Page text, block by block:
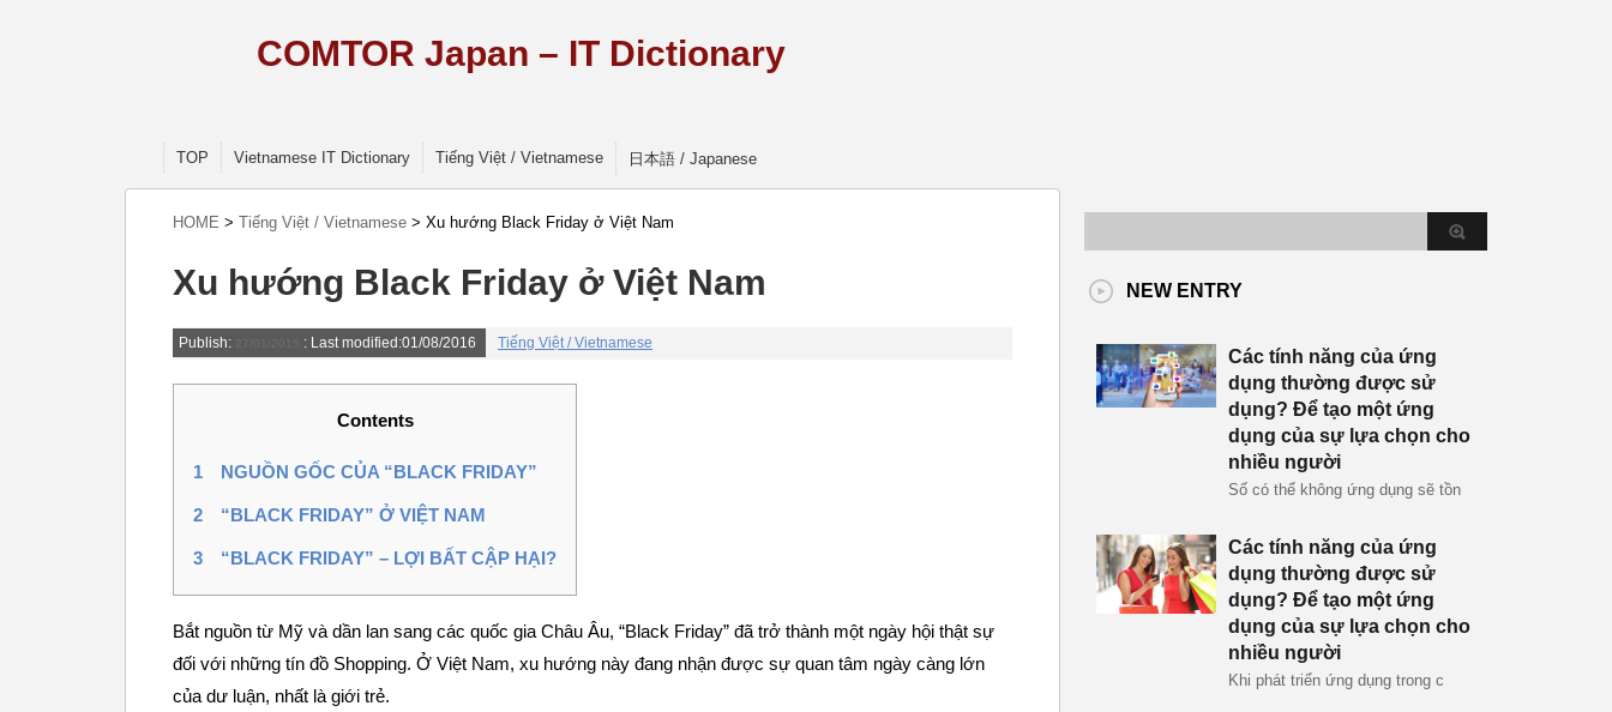
COMTOR Japan – IT Dictionary
TOP Vietnamese IT Dictionary Tiếng Việt / Vietnamese 日本語 / Japanese
HOME > Tiếng Việt / Vietnamese > Xu hướng Black Friday ở Việt Nam
Xu hướng Black Friday ở Việt Nam
Publish: : Last modified:01/08/2016 Tiếng Việt / Vietnamese
Contents
1 NGUỒN GỐC CỦA “BLACK FRIDAY”
2 “BLACK FRIDAY” Ở VIỆT NAM
3 “BLACK FRIDAY” – LỢI BẤT CẬP HẠI?
Bắt nguồn từ Mỹ và dần lan sang các quốc gia Châu Âu, “Black Friday” đã trở thành một ngày hội thật sự
đối với những tín đồ Shopping. Ở Việt Nam, xu hướng này đang nhận được sự quan tâm ngày càng lớn
của dư luận, nhất là giới trẻ.
NEW ENTRY
Các tính năng của ứng
dụng thường được sử
dụng? Để tạo một ứng
dụng của sự lựa chọn cho
nhiều người
Số có thể không ứng dụng sẽ tồn
Các tính năng của ứng
dụng thường được sử
dụng? Để tạo một ứng
dụng của sự lựa chọn cho
nhiều người
Khi phát triển ứng dụng trong c